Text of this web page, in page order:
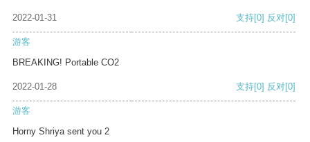
2022-01-31 支持[0] 反对[0]
游客
BREAKING! Portable CO2
2022-01-28 支持[0] 反对[0]
游客
Horny Shriya sent you 2